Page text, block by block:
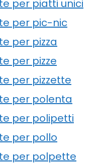
per piatti unici
per pic-nic
per pizza
per pizze
per pizzette
per polenta
per polipetti
per pollo
per polpette